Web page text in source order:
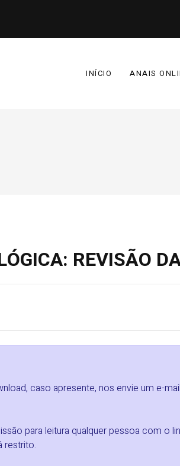
INÍCIO ANAIS
REVISÃO
caso apresente, nos envie um e-
para leitura qualquer pessoa com o
restrito.